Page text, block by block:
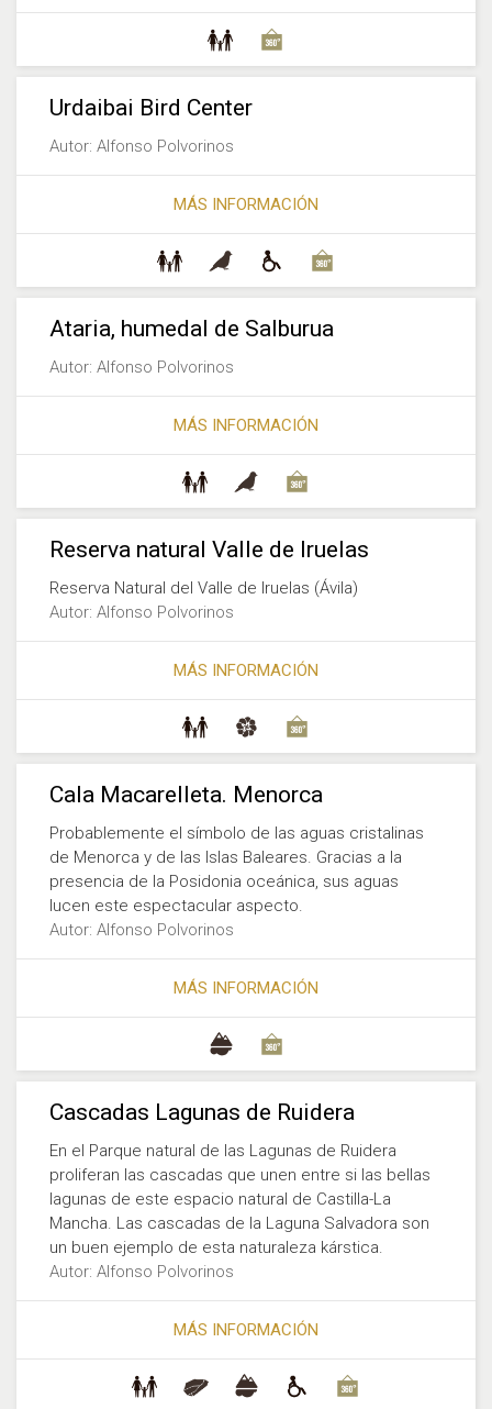
Urdaibai Bird Center
Autor: Alfonso Polvorinos
MÁS INFORMACIÓN
Ataria, humedal de Salburua
Autor: Alfonso Polvorinos
MÁS INFORMACIÓN
Reserva natural Valle de Iruelas
Reserva Natural del Valle de Iruelas (Ávila)
Autor: Alfonso Polvorinos
MÁS INFORMACIÓN
Cala Macarelleta. Menorca
Probablemente el símbolo de las aguas cristalinas
de Menorca y de las Islas Baleares. Gracias a la
presencia de la Posidonia oceánica, sus aguas
lucen este espectacular aspecto.
Autor: Alfonso Polvorinos
MÁS INFORMACIÓN
Cascadas Lagunas de Ruidera
En el Parque natural de las Lagunas de Ruidera
proliferan las cascadas que unen entre si las bellas
lagunas de este espacio natural de Castilla-La
Mancha. Las cascadas de la Laguna Salvadora son
un buen ejemplo de esta naturaleza kárstica.
Autor: Alfonso Polvorinos
MÁS INFORMACIÓN